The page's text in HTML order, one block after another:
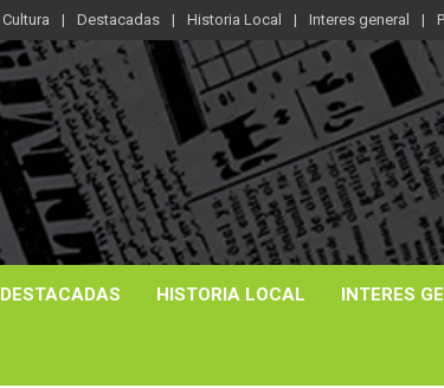
Cultura Destacadas Historia Local Interes general
DESTACADAS HISTORIA LOCAL INTERES